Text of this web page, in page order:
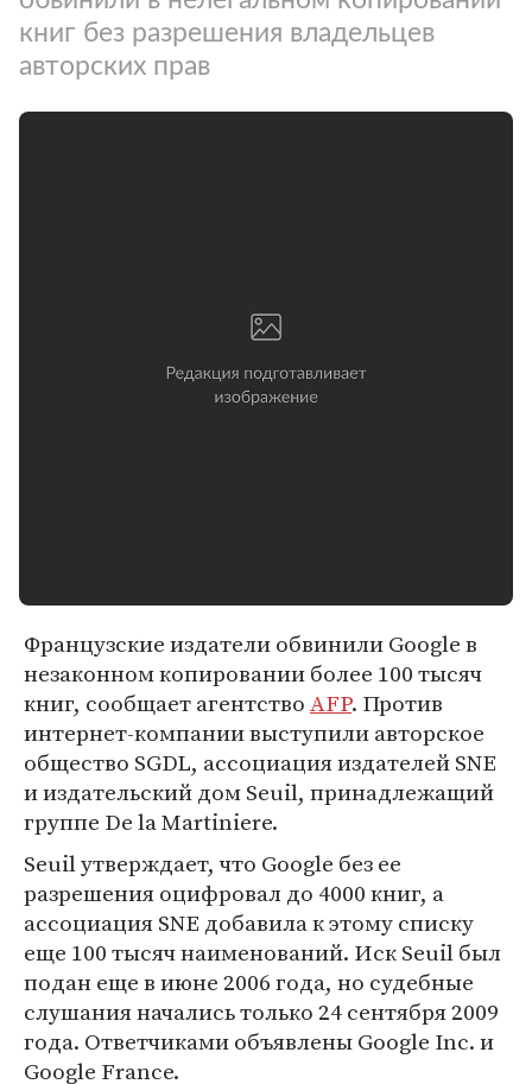
книг без разрешения владельцев
авторских прав
Французские издатели обвинили Google в
незаконном копировании более 100 тысяч
книг, сообщает агентствоAFP. Против
интернет-компании выступили авторское
общество SGDL, ассоциация издателей SNE
и издательский дом Seuil, принадлежащий
группе De la Martiniere.
Seuil утверждает, что Google без ее
разрешения оцифровал до 4000 книг, а
ассоциация SNE добавила к этому списку
еще 100 тысяч наименований. Иск Seuil был
подан еще в июне 2006 года, но судебные
слушания начались только 24 сентября 2009
года. Ответчиками объявлены Google Inc. и
Google France.